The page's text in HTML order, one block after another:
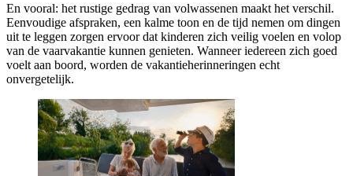
En vooral: het rustige gedrag van volwassenen maakt het verschil.
Eenvoudige afspraken, een kalme toon en de tijd nemen om dingen
uit te leggen zorgen ervoor dat kinderen zich veilig voelen en volop
van de vaarvakantie kunnen genieten. Wanneer iedereen zich goed
voelt aan boord, worden de vakantieherinneringen echt
onvergetelijk.